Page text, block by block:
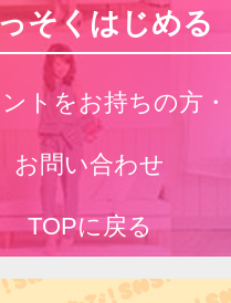
そくはじめる
トをお持ちの方
お問い合わせ
TOPに戻る